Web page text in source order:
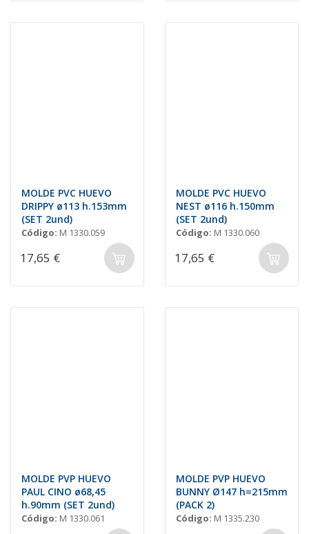
MOLDE PVC HUEVO
DRIPPY ø113 h.153mm
(SET 2und)
Código: M 1330.059
17,65 €
MOLDE PVC HUEVO
NEST ø116 h.150mm
(SET 2und)
Código: M 1330.060
17,65 €
MOLDE PVP HUEVO
PAUL CINO ø68,45
h.90mm (SET 2und)
Código: M 1330.061
MOLDE PVP HUEVO
BUNNY Ø147 h=215mm
(PACK 2)
Código: M 1335.230